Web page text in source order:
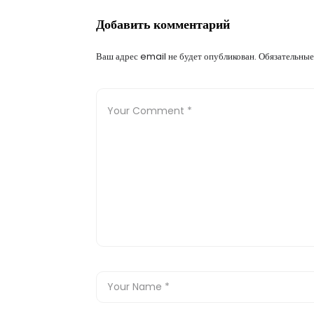
Добавить комментарий
Ваш адрес email не будет опубликован.